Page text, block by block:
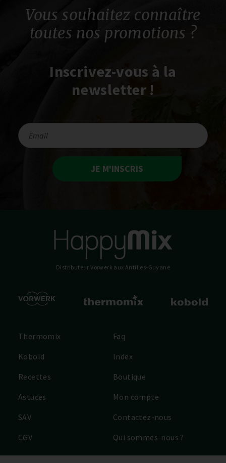
Vous souhaitez connaître
toutes nos promotions ?
Inscrivez-vous à la
newsletter !
JE M'INSCRIS
Distributeur Vorwerk aux Antilles-Guyane
Thermomix
Kobold
Recettes
Astuces
SAV
CGV
Faq
Index
Boutique
Mon compte
Contactez-nous
Qui sommes-nous ?